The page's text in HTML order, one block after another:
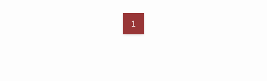
1